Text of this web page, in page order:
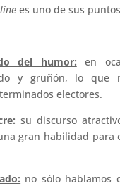
es uno de sus
del humor: en
y gruñón, lo que
electores.
su discurso
gran habilidad para
no sólo hablamos